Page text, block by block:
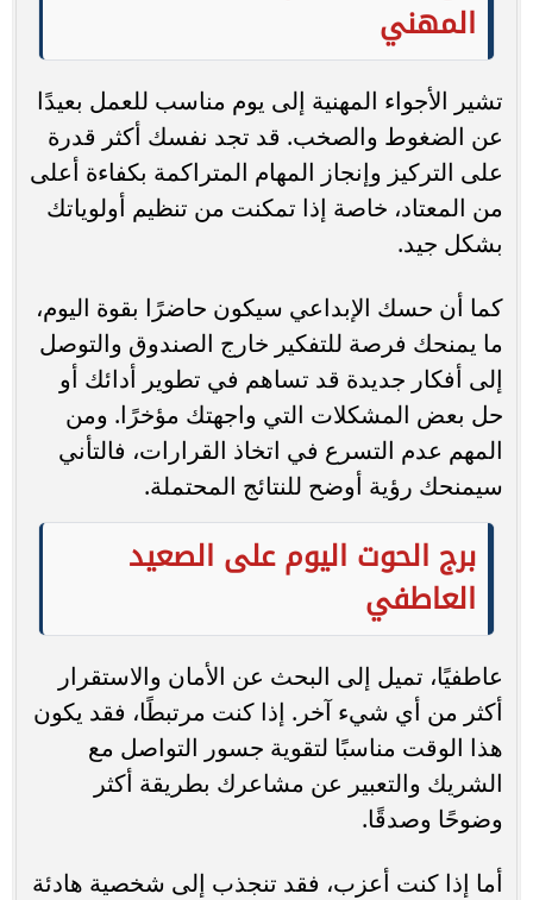
المهني
تشير الأجواء المهنية إلى يوم مناسب للعمل بعيدًا
عن الضغوط والصخب. قد تجد نفسك أكثر قدرة
على التركيز وإنجاز المهام المتراكمة بكفاءة أعلى
من المعتاد، خاصة إذا تمكنت من تنظيم أولوياتك
بشكل جيد.
كما أن حسك الإبداعي سيكون حاضرًا بقوة اليوم،
ما يمنحك فرصة للتفكير خارج الصندوق والتوصل
إلى أفكار جديدة قد تساهم في تطوير أدائك أو
حل بعض المشكلات التي واجهتك مؤخرًا. ومن
المهم عدم التسرع في اتخاذ القرارات، فالتأني
سيمنحك رؤية أوضح للنتائج المحتملة.
برج الحوت اليوم على الصعيد
العاطفي
عاطفيًا، تميل إلى البحث عن الأمان والاستقرار
أكثر من أي شيء آخر. إذا كنت مرتبطًا، فقد يكون
هذا الوقت مناسبًا لتقوية جسور التواصل مع
الشريك والتعبير عن مشاعرك بطريقة أكثر
وضوحًا وصدقًا.
أما إذا كنت أعزب، فقد تنجذب إلى شخصية هادئة